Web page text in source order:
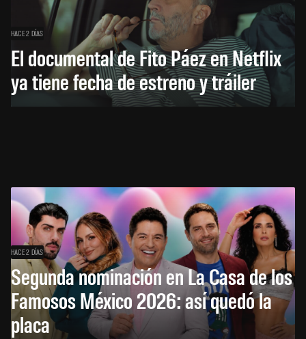
HACE 2 DÍAS
El documental de Fito Páez en Netflix
ya tiene fecha de estreno y tráiler
HACE 2 DÍAS
Segunda nominación en La Casa de los
Famosos México 2026: así quedó la
placa